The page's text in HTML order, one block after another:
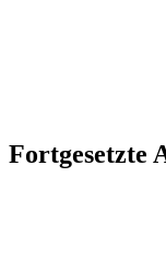
Fortgesetzte